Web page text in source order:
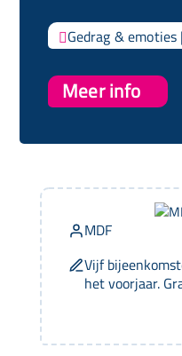
Gedrag & emoties |
Meer info
MDF
Vijf
het voorjaar.